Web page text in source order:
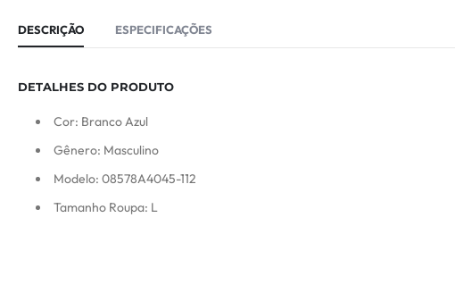
DESCRIÇÃO ESPECIFICAÇÕES
DETALHES DO PRODUTO
Cor: Branco Azul
Gênero: Masculino
Modelo: 08578A4045-112
Tamanho Roupa: L